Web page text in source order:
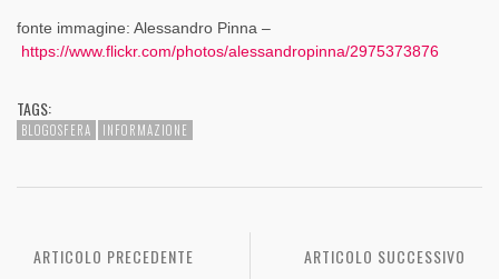
fonte immagine: Alessandro Pinna –
https://www.flickr.com/photos/alessandropinna/2975373876
TAGS:
BLOGOSFERA INFORMAZIONE
ARTICOLO SUCCESSIVO
ARTICOLO PRECEDENTE